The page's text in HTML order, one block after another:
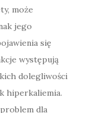
może
jego
się
występują
dolegliwości
hiperkaliemia.
dla